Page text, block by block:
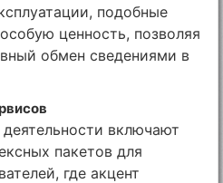
подобные
ценность, позволяя
обмен сведениями в
включают
пакетов для
где акцент